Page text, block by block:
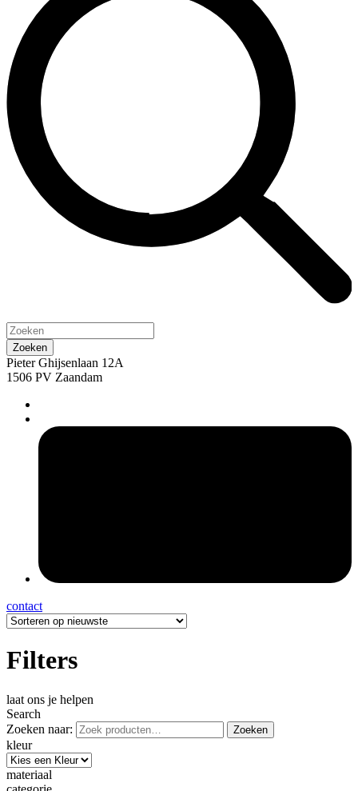
Pieter Ghijsenlaan 12A
1506 PV Zaandam
contact
Filters
laat ons je helpen
Search
Zoeken naar:
Zoeken
kleur
materiaal